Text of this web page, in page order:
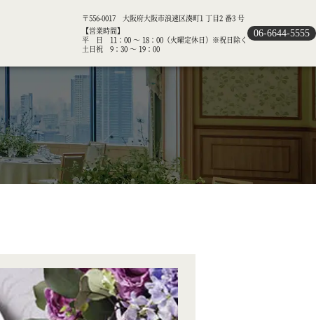
〒556-0017 大阪府大阪市浪速区湊町1 丁目2 番3 号
【営業時間】
平 日 11：00 ～ 18：00（火曜定休日）※祝日除く
土日祝 9：30 ～ 19：00
06-6644-5555